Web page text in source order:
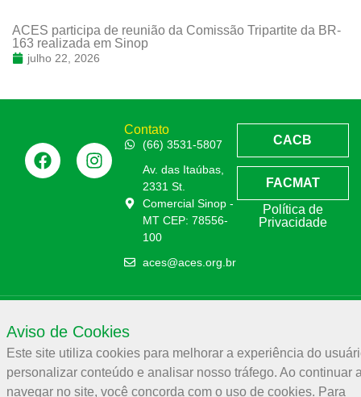
ACES participa de reunião da Comissão Tripartite da BR-
163 realizada em Sinop
julho 22, 2026
Contato
(66) 3531-5807
Av. das Itaúbas,
2331 St.
Comercial Sinop -
MT CEP: 78556-
100
aces@aces.org.br
CACB
FACMAT
Política de
Privacidade
32.944.910/0001-19
ACES –2026 © Todos os direitos reservados
Aviso de Cookies
Este site utiliza cookies para melhorar a experiência do
personalizar conteúdo e analisar nosso tráfego. Ao continuar
navegar no site, você concorda com o uso de cookies. Para